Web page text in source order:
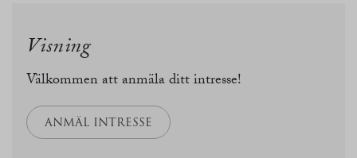
Visning
Välkommen att anmäla ditt intresse!
ANMÄL INTRESSE